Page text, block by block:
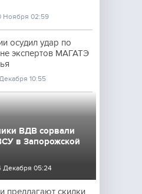
Ноября 02:59
осудил удар по
экспертов МАГАТЭ
Декабря 10:55
ВДВ сорвали
в Запорожской
Декабря 05:24
предлагают скидки